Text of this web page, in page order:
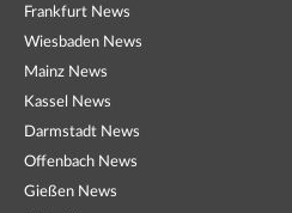
Frankfurt News
Wiesbaden News
Mainz News
Kassel News
Darmstadt News
Offenbach News
Gießen News